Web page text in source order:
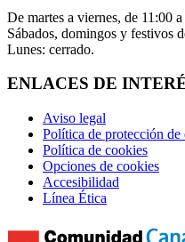
De martes a viernes, de 11:00
Sábados, domingos y festivos
Lunes: cerrado.
ENLACES DE
Aviso legal
Política de protección de
Política de cookies
Opciones de cookies
Accesibilidad
Línea Ética